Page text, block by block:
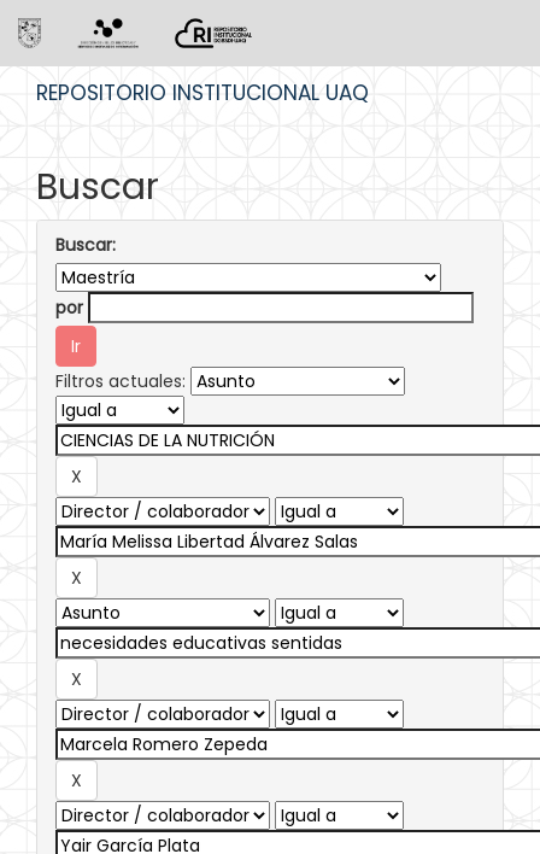
REPOSITORIO INSTITUCIONAL UAQ
Buscar
Buscar:
por
Filtros actuales: